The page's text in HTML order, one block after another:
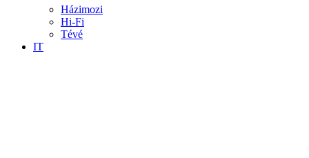
Házimozi
Hi-Fi
Tévé
IT